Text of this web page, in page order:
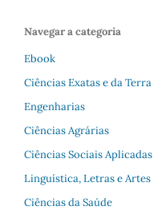
Navegar a categoria
Ebook
Ciências Exatas e da Terra
Engenharias
Ciências Agrárias
Ciências Sociais Aplicadas
Linguística, Letras e Artes
Ciências da Saúde